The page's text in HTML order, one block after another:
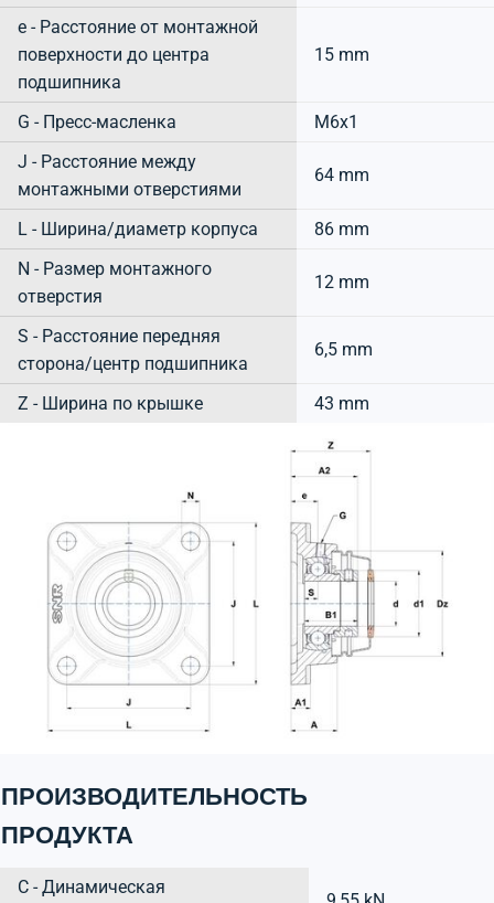
e - Расстояние от монтажной
поверхности до центра
подшипника
15 mm
G - Пресс-масленка
M6x1
J - Расстояние между
монтажными отверстиями
64 mm
L - Ширина/диаметр корпуса
86 mm
N - Размер монтажного
отверстия
12 mm
S - Расстояние передняя
сторона/центр подшипника
6,5 mm
Z - Ширина по крышке 43 mm
ПРОИЗВОДИТЕЛЬНОСТЬ
ПРОДУКТА
C - Динамическая